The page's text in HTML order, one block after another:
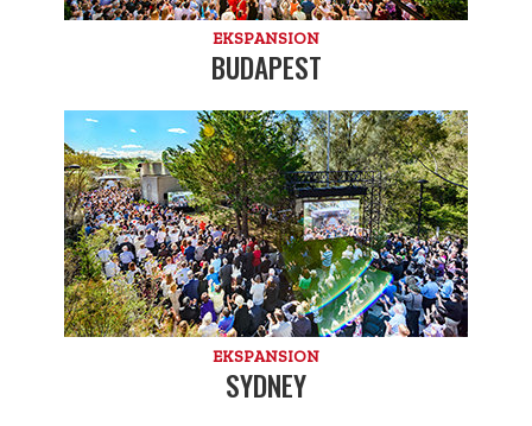
EKSPANSION
BUDAPEST
EKSPANSION
SYDNEY